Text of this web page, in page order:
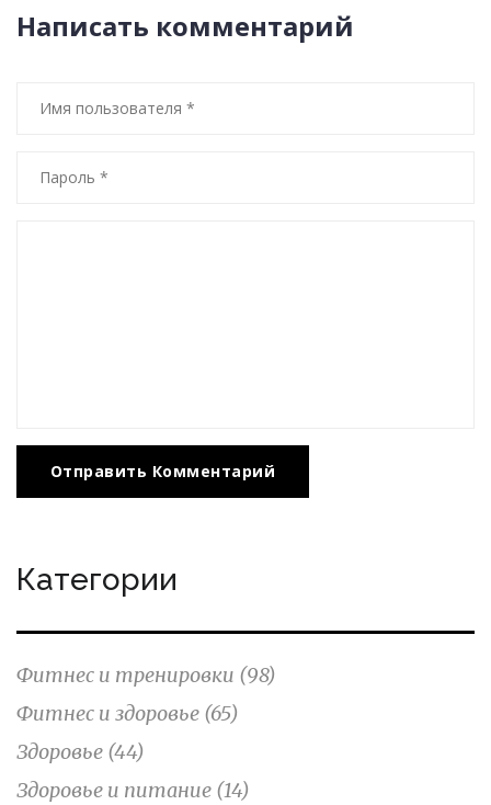
Написать комментарий
Отправить Комментарий
Категории
Фитнес и тренировки (98)
Фитнес и здоровье (65)
Здоровье (44)
Здоровье и питание (14)